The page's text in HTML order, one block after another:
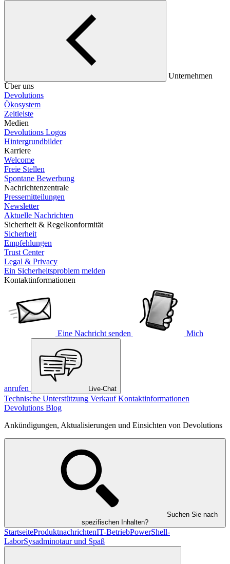
Unternehmen
Über uns
Devolutions
Ökosystem
Zeitleiste
Medien
Devolutions Logos
Hintergrundbilder
Karriere
Welcome
Freie Stellen
Spontane Bewerbung
Nachrichtenzentrale
Pressemitteilungen
Newsletter
Aktuelle Nachrichten
Sicherheit & Regelkonformität
Sicherheit
Empfehlungen
Trust Center
Legal & Privacy
Ein Sicherheitsproblem melden
Kontaktinformationen
Eine Nachricht senden Mich
anrufen Live-Chat
Technische Unterstützung Verkauf Kontaktinformationen
Devolutions Blog
Ankündigungen, Aktualisierungen und Einsichten von Devolutions
Suchen Sie nach
spezifischen Inhalten?
StartseiteProduktnachrichtenIT-BetriebPowerShell-
LaborSysadminotaur und Spaß